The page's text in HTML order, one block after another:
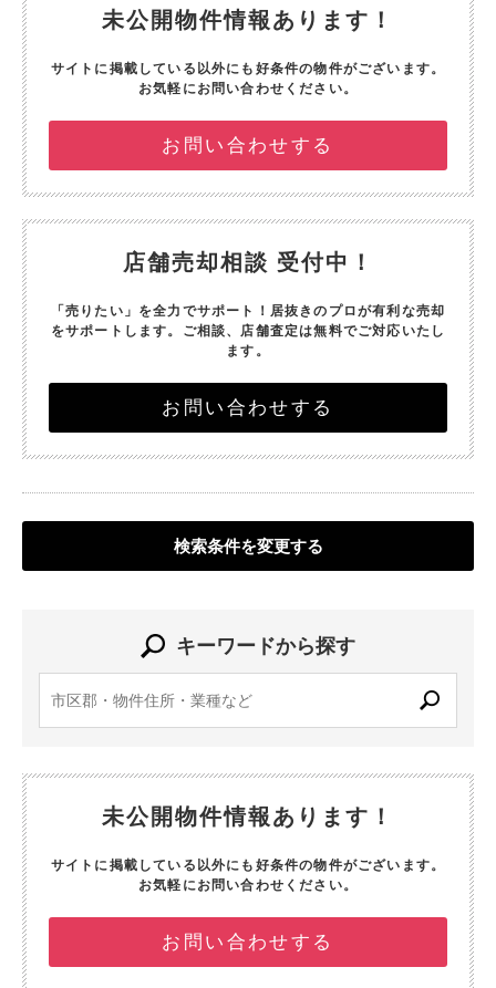
未公開物件情報あります！
サイトに掲載している以外にも好条件の物件がございます。
お気軽にお問い合わせください。
お問い合わせする
店舗売却相談 受付中！
「売りたい」を全力でサポート！ 居抜きのプロが有利な売却
をサポートします。 ご相談、店舗査定は無料でご対応いたし
ます。
お問い合わせする
検索条件を変更する
キーワードから探す
未公開物件情報あります！
サイトに掲載している以外にも好条件の物件がございます。
お気軽にお問い合わせください。
お問い合わせする